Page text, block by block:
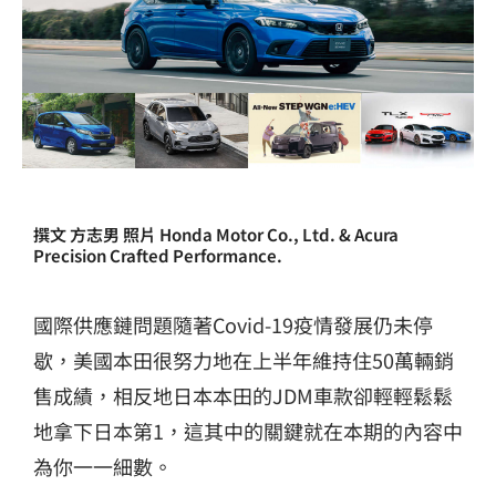
撰文 方志男 照片 Honda Motor Co., Ltd. & Acura
Precision Crafted Performance.
國際供應鏈問題隨著Covid-19疫情發展仍未停
歇，美國本田很努力地在上半年維持住50萬輛銷
售成績，相反地日本本田的JDM車款卻輕輕鬆鬆
地拿下日本第1，這其中的關鍵就在本期的內容中
為你一一細數。